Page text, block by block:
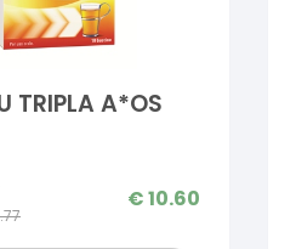
TRIPLA A*OS
€10.60